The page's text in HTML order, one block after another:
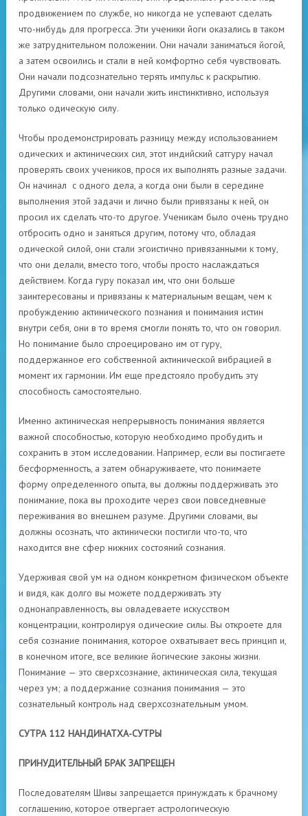
продвижением по службе, но никогда не успевают сделать
что-нибудь для прогресса. Эти ученики йоги оказались в таком
же затруднительном положении. Они начали заниматься йогой,
а затем освоились и стали в ней комфортно себя чувствовать.
Они начали подсознательно терять импульс к раскрытию.
Другими словами, они начали жить инстинктивно, используя
только одическую силу.
Чтобы продемонстрировать разницу между использованием
одических и актинических сил, этот индийский сатгуру начал
проверять своих учеников, прося их выполнять разные задачи.
Он начинал с одного дела, а когда они были в середине
выполнения этой задачи и лично были привязаны к ней, он
просил их сделать что-то другое. Ученикам было очень трудно
отбросить одно и заняться другим, потому что, обладая
одической силой, они стали эгоистично привязанными к тому,
что они делали, вместо того, чтобы просто наслаждаться
действием. Когда гуру показал им, что они больше
заинтересованы и привязаны к материальным вещам, чем к
пробуждению актинического познания и понимания истин
внутри себя, они в то время смогли понять то, что он говорил.
Но понимание было спроецировано им от гуру,
поддержанное его собственной актинической вибрацией в
момент их гармонии. Им еще предстояло пробудить эту
способность самостоятельно.
Именно актиническая непрерывность понимания является
важной способностью, которую необходимо пробудить и
сохранить в этом исследовании. Например, если вы постигаете
бесформенность, а затем обнаруживаете, что понимаете
форму определенного опыта, вы должны поддерживать это
понимание, пока вы проходите через свои повседневные
переживания во внешнем разуме. Другими словами, вы
должны осознать, что актинически постигли что-то, что
находится вне сфер нижних состояний сознания.
Удерживая свой ум на одном конкретном физическом объекте
и видя, как долго вы можете поддерживать эту
однонаправленность, вы овладеваете искусством
концентрации, контролируя одические силы. Вы откроете для
себя сознание понимания, которое охватывает весь принцип и,
в конечном итоге, все великие йогические законы жизни.
Понимание — это сверхсознание, актиническая сила, текущая
через ум; а поддержание сознания понимания — это
сознательный контроль над сверхсознательным умом.
СУТРА 112 НАНДИНАТХА-СУТРЫ
ПРИНУДИТЕЛЬНЫЙ БРАК ЗАПРЕЩЕН
Последователям Шивы запрещается принуждать к брачному
соглашению, которое отвергает астрологическую